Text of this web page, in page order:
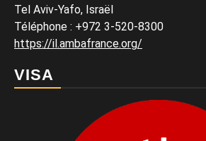
Tel Aviv-Yafo, Israël
Téléphone : +972 3-520-8300
https://il.ambafrance.org/
VISA